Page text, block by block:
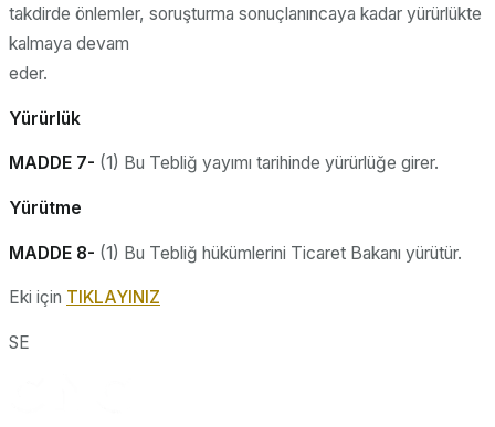
takdirde önlemler, soruşturma sonuçlanıncaya kadar yürürlükte
kalmaya devam
eder.
Yürürlük
MADDE 7- (1) Bu Tebliğ yayımı tarihinde yürürlüğe girer.
Yürütme
MADDE 8- (1) Bu Tebliğ hükümlerini Ticaret Bakanı yürütür.
Eki için TIKLAYINIZ
SE